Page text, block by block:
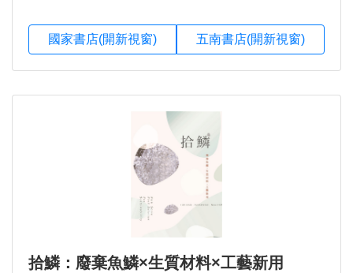
國家書店(開新視窗) 五南書店(開新視窗)
拾鱗：廢棄魚鱗×生質材料×工藝新用